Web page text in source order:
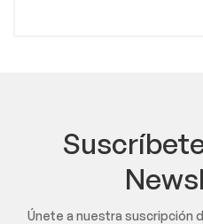
Únete a nuestra suscripción